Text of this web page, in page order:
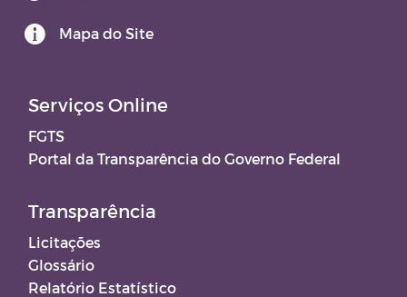
Mapa do Site
Serviços Online
FGTS
Portal da Transparência do Governo Federal
Transparência
Licitações
Glossário
Relatório Estatístico